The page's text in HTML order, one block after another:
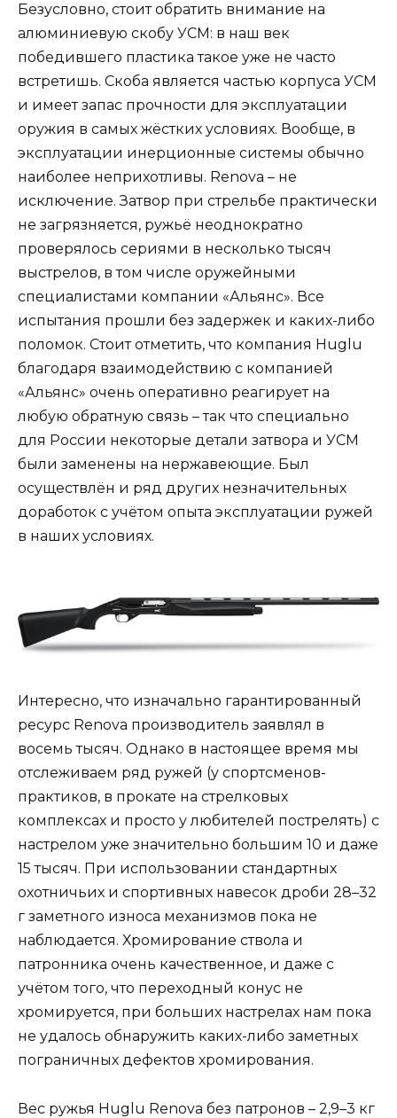
Безусловно, стоит обратить внимание на
алюминиевую скобу УСМ: в наш век
победившего пластика такое уже не часто
встретишь. Скоба является частью корпуса УСМ
и имеет запас прочности для эксплуатации
оружия в самых жёстких условиях. Вообще, в
эксплуатации инерционные системы обычно
наиболее неприхотливы. Renova – не
исключение. Затвор при стрельбе практически
не загрязняется, ружьё неоднократно
проверялось сериями в несколько тысяч
выстрелов, в том числе оружейными
специалистами компании «Альянс». Все
испытания прошли без задержек и каких-либо
поломок. Стоит отметить, что компания Huglu
благодаря взаимодействию с компанией
«Альянс» очень оперативно реагирует на
любую обратную связь – так что специально
для России некоторые детали затвора и УСМ
были заменены на нержавеющие. Был
осуществлён и ряд других незначительных
доработок с учётом опыта эксплуатации ружей
в наших условиях.
Интересно, что изначально гарантированный
ресурс Renova производитель заявлял в
восемь тысяч. Однако в настоящее время мы
отслеживаем ряд ружей (у спортсменов-
практиков, в прокате на стрелковых
комплексах и просто у любителей пострелять) с
настрелом уже значительно большим 10 и даже
15 тысяч. При использовании стандартных
охотничьих и спортивных навесок дроби 28–32
г заметного износа механизмов пока не
наблюдается. Хромирование ствола и
патронника очень качественное, и даже с
учётом того, что переходный конус не
хромируется, при больших настрелах нам пока
не удалось обнаружить каких-либо заметных
пограничных дефектов хромирования.
Вес ружья Huglu Renova без патронов – 2,9–3 кг